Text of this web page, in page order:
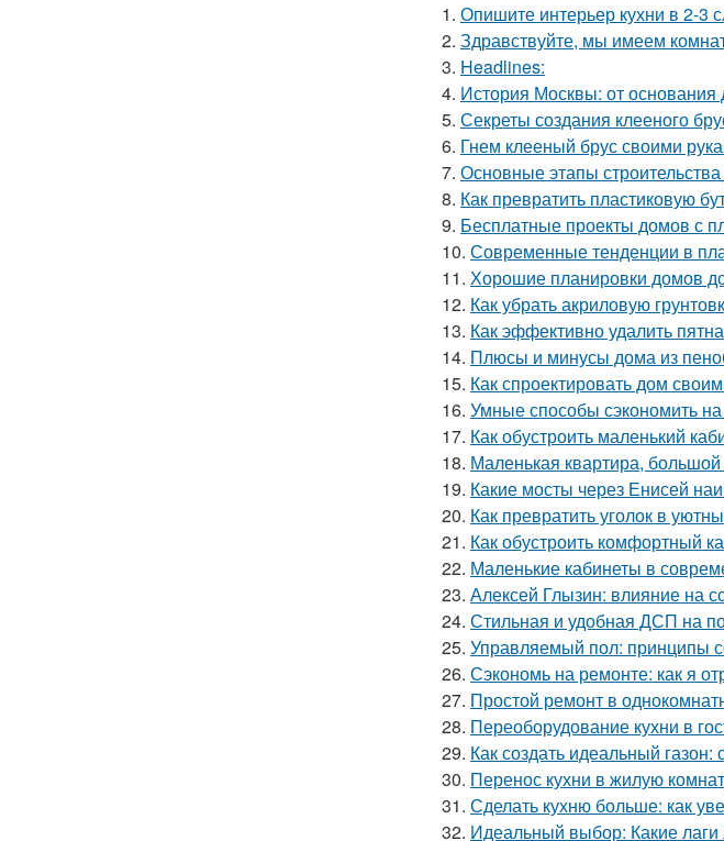
1. Опишите интерьер кухни в 2-3
2. Здравствуйте, мы имеем
3. Headlines:
4. История Москвы: от
5. Секреты создания клееного
6. Гнем клееный брус своими
7. Основные этапы
8. Как превратить пластиковую
9. Бесплатные проекты домов с
10. Современные тенденции в
11. Хорошие планировки домов
12. Как убрать акриловую
13. Как эффективно удалить
14. Плюсы и минусы дома из
15. Как спроектировать дом
16. Умные способы сэкономить
17. Как обустроить маленький
18. Маленькая квартира,
19. Какие мосты через Енисей
20. Как превратить уголок в
21. Как обустроить комфортный
22. Маленькие кабинеты в
23. Алексей Глызин: влияние на
24. Стильная и удобная ДСП на
25. Управляемый пол: принципы
26. Сэкономь на ремонте: как я
27. Простой ремонт в
28. Переоборудование кухни в
29. Как создать идеальный
30. Перенос кухни в жилую
31. Сделать кухню больше: как
32. Идеальный выбор: Какие